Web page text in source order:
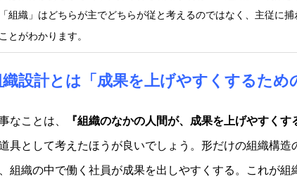
組織」はどちらが主でどちらが従と考えるのではなく、主従に
とがわかります。
設計とは「 成果を上げやすくするため
なことは、 『組織のなかの人間が、成果を上げやすくす
具として考えたほうが良いでしょう。形だけの組織構
組織の中で働く社員が成果を出しやすくする。これが組